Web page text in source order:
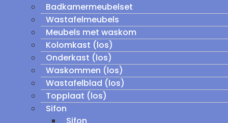
Badkamermeubelset
Wastafelmeubels
Meubels met waskom
Kolomkast (los)
Onderkast (los)
Waskommen (los)
Wastafelblad (los)
Topplaat (los)
Sifon
Sifon